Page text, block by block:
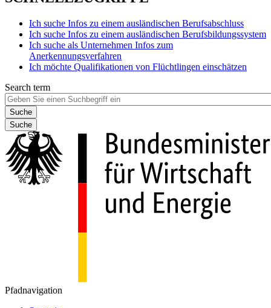
Ich suche Infos zu einem ausländischen Berufsabschluss
Ich suche Infos zu einem ausländischen Berufsbildungssystem
Ich suche als Unternehmen Infos zum
Anerkennungsverfahren
Ich möchte Qualifikationen von Flüchtlingen einschätzen
Search term
Suche
Pfadnavigation